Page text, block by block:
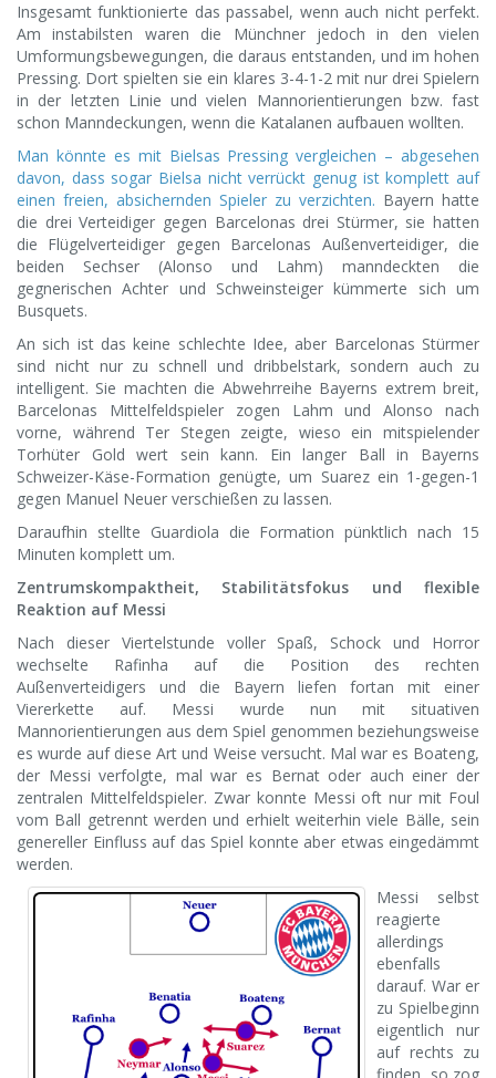
Insgesamt funktionierte das passabel, wenn auch nicht perfekt.
Am instabilsten waren die Münchner jedoch in den vielen
Umformungsbewegungen, die daraus entstanden, und im hohen
Pressing. Dort spielten sie ein klares 3-4-1-2 mit nur drei Spielern
in der letzten Linie und vielen Mannorientierungen bzw. fast
schon Manndeckungen, wenn die Katalanen aufbauen wollten.
Man könnte es mit Bielsas Pressing vergleichen – abgesehen
davon, dass sogar Bielsa nicht verrückt genug ist komplett auf
einen freien, absichernden Spieler zu verzichten. Bayern hatte
die drei Verteidiger gegen Barcelonas drei Stürmer, sie hatten
die Flügelverteidiger gegen Barcelonas Außenverteidiger, die
beiden Sechser (Alonso und Lahm) manndeckten die
gegnerischen Achter und Schweinsteiger kümmerte sich um
Busquets.
An sich ist das keine schlechte Idee, aber Barcelonas Stürmer
sind nicht nur zu schnell und dribbelstark, sondern auch zu
intelligent. Sie machten die Abwehrreihe Bayerns extrem breit,
Barcelonas Mittelfeldspieler zogen Lahm und Alonso nach
vorne, während Ter Stegen zeigte, wieso ein mitspielender
Torhüter Gold wert sein kann. Ein langer Ball in Bayerns
Schweizer-Käse-Formation genügte, um Suarez ein 1-gegen-1
gegen Manuel Neuer verschießen zu lassen.
Daraufhin stellte Guardiola die Formation pünktlich nach 15
Minuten komplett um.
Zentrumskompaktheit, Stabilitätsfokus und flexible
Reaktion auf Messi
Nach dieser Viertelstunde voller Spaß, Schock und Horror
wechselte Rafinha auf die Position des rechten
Außenverteidigers und die Bayern liefen fortan mit einer
Viererkette auf. Messi wurde nun mit situativen
Mannorientierungen aus dem Spiel genommen beziehungsweise
es wurde auf diese Art und Weise versucht. Mal war es Boateng,
der Messi verfolgte, mal war es Bernat oder auch einer der
zentralen Mittelfeldspieler. Zwar konnte Messi oft nur mit Foul
vom Ball getrennt werden und erhielt weiterhin viele Bälle, sein
genereller Einfluss auf das Spiel konnte aber etwas eingedämmt
werden.
Messi selbst
reagierte
allerdings
ebenfalls
darauf. War er
zu Spielbeginn
eigentlich nur
auf rechts zu